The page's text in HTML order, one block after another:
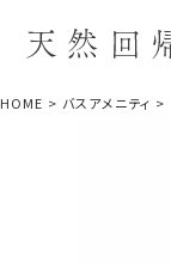
HOME バスアメニティ